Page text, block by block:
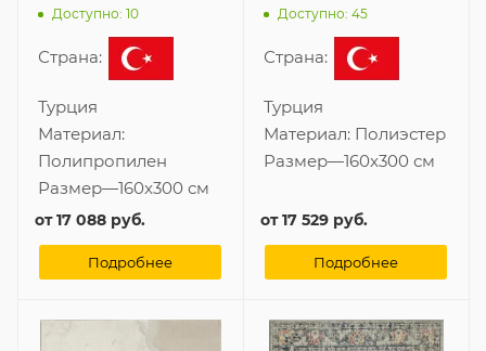
Доступно: 10
Страна:
Турция
Материал:
Полипропилен
Размер—160x300 см
от17 088 руб.
Подробнее
Доступно: 45
Страна:
Турция
Материал: Полиэстер
Размер—160x300 см
от17 529 руб.
Подробнее